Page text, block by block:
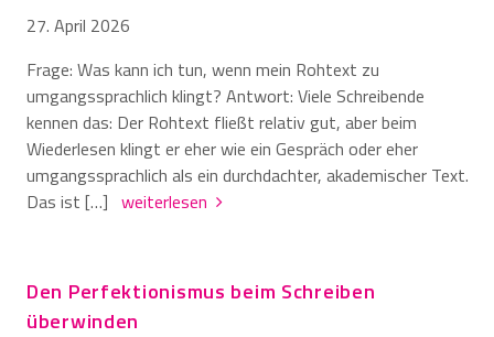
27. April 2026
Frage: Was kann ich tun, wenn mein Rohtext zu
umgangssprachlich klingt? Antwort: Viele Schreibende
kennen das: Der Rohtext fließt relativ gut, aber beim
Wiederlesen klingt er eher wie ein Gespräch oder eher
umgangssprachlich als ein durchdachter, akademischer Text.
Das ist […] weiterlesen
Den Perfektionismus beim Schreiben
überwinden